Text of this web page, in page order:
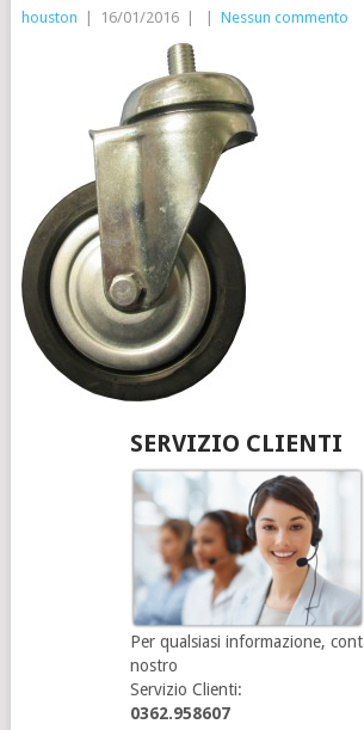
houston 16/01/2016 Nessun commento
SERVIZIO CLIENTI
Per qualsiasi informazione,
nostro
Servizio Clienti:
0362.958607